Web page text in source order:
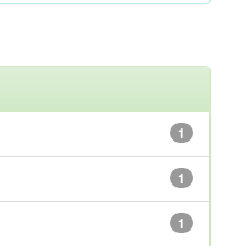
1
1
1